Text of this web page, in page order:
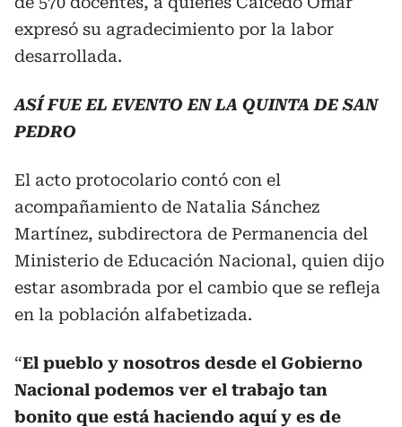
expresó su agradecimiento por la labor
desarrollada.
ASÍ FUE EL EVENTO EN LA QUINTA DE SAN
PEDRO
El acto protocolario contó con el
acompañamiento de Natalia Sánchez
Martínez, subdirectora de Permanencia del
Ministerio de Educación Nacional, quien dijo
estar asombrada por el cambio que se refleja
en la población alfabetizada.
“El pueblo y nosotros desde el Gobierno
Nacional podemos ver el trabajo tan
bonito que está haciendo aquí y es de